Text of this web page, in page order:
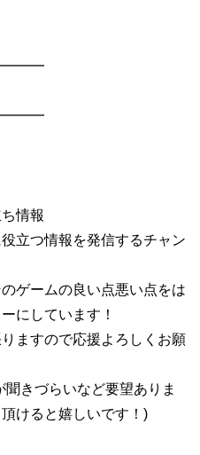
情報
立つ情報を発信するチャン
ゲームの良い点悪い点をは
にしています！
ますので応援よろしくお願
きづらいなど要望ありま
けると嬉しいです！)